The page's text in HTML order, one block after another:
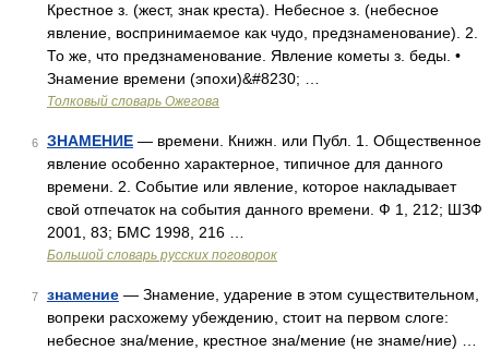
Крестное з. (жест, знак креста). Небесное з. (небесное
явление, воспринимаемое как чудо, предзнаменование). 2.
То же, что предзнаменование. Явление кометы з. беды. •
Знамение времени (эпохи)&#8230; …
Толковый словарь Ожегова
6 ЗНАМЕНИЕ — времени. Книжн. или Публ. 1. Общественное
явление особенно характерное, типичное для данного
времени. 2. Событие или явление, которое накладывает
свой отпечаток на события данного времени. Ф 1, 212; ШЗФ
2001, 83; БМС 1998, 216 …
Большой словарь русских поговорок
7 знамение — Знамение, ударение в этом существительном,
вопреки расхожему убеждению, стоит на первом слоге:
небесное зна/мение, крестное зна/мение (не знаме/ние) …